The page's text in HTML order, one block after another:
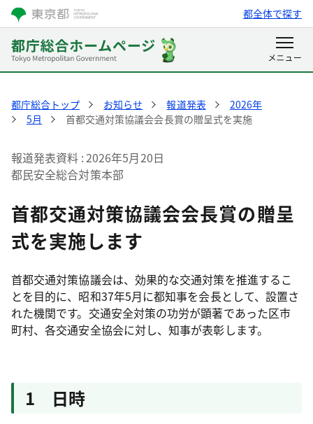
都全体で探す
都庁総合トップ お知らせ 報道発表
2026年
5月
首都交通対策協議会会長賞の贈呈式を実施
報道発表資料 2026年5月20日
都民安全総合対策本部
首都交通対策協議会会長賞の贈呈
式を実施します
首都交通対策協議会は、効果的な交通対策を推進するこ
とを目的に、昭和37年5月に都知事を会長として、設置さ
れた機関です。交通安全対策の功労が顕著であった区市
町村、各交通安全協会に対し、知事が表彰します。
1 日時